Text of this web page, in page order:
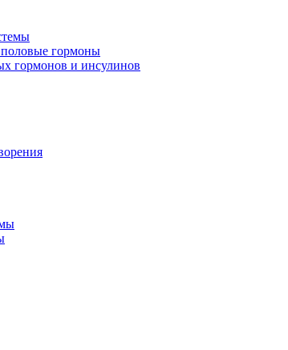
половые гормоны
гормонов и инсулинов